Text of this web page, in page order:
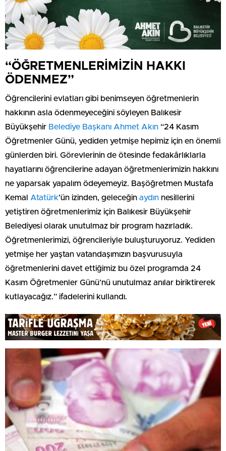
“ÖĞRETMENLERİMİZİN HAKKI
ÖDENMEZ”
Öğrencilerini evlatları gibi benimseyen öğretmenlerin
hakkının asla ödenmeyeceğini söyleyen Balıkesir
Büyükşehir Belediye Başkanı Ahmet Akın “24 Kasım
Öğretmenler Günü, yediden yetmişe hepimiz için en önemli
günlerden biri. Görevlerinin de ötesinde fedakârlıklarla
hayatlarını öğrencilerine adayan öğretmenlerimizin hakkını
ne yaparsak yapalım ödeyemeyiz. Başöğretmen Mustafa
Kemal Atatürk’ün izinden, geleceğin aydın nesillerini
yetiştiren öğretmenlerimiz için Balıkesir Büyükşehir
Belediyesi olarak unutulmaz bir program hazırladık.
Öğretmenlerimizi, öğrencileriyle buluşturuyoruz. Yediden
yetmişe her yaştan vatandaşımızın başvurusuyla
öğretmenlerini davet ettiğimiz bu özel programda 24
Kasım Öğretmenler Günü’nü unutulmaz anılar biriktirerek
kutlayacağız.” ifadelerini kullandı.